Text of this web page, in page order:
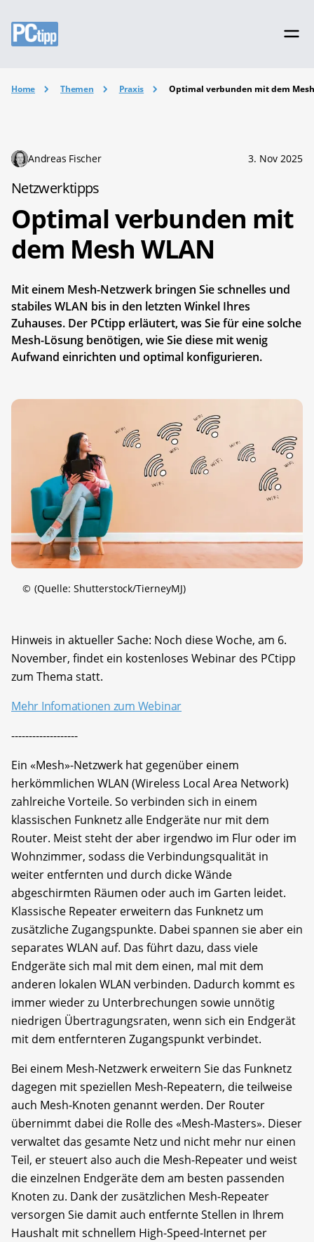
Home Themen Praxis Optimal verbunden mit dem
Andreas Fischer 3. Nov 2025
Netzwerktipps
Optimal verbunden mit
dem Mesh WLAN
Mit einem Mesh-Netzwerk bringen Sie schnelles und
stabiles WLAN bis in den letzten Winkel Ihres
Zuhauses. Der PCtipp erläutert, was Sie für eine solche
Mesh-Lösung benötigen, wie Sie diese mit wenig
Aufwand einrichten und optimal konfigurieren.
© (Quelle: Shutterstock/TierneyMJ)
Hinweis in aktueller Sache: Noch diese Woche, am 6.
November, findet ein kostenloses Webinar des PCtipp
zum Thema statt.
Mehr Infomationen zum Webinar
-------------------
Ein «Mesh»-Netzwerk hat gegenüber einem
herkömmlichen WLAN (Wireless Local Area Network)
zahlreiche Vorteile. So verbinden sich in einem
klassischen Funknetz alle Endgeräte nur mit dem
Router. Meist steht der aber irgendwo im Flur oder im
Wohnzimmer, sodass die Verbindungsqualität in
weiter entfernten und durch dicke Wände
abgeschirmten Räumen oder auch im Garten leidet.
Klassische Repeater erweitern das Funknetz um
zusätzliche Zugangspunkte. Dabei spannen sie aber ein
separates WLAN auf. Das führt dazu, dass viele
Endgeräte sich mal mit dem einen, mal mit dem
anderen lokalen WLAN verbinden. Dadurch kommt es
immer wieder zu Unterbrechungen sowie unnötig
niedrigen Übertragungsraten, wenn sich ein Endgerät
mit dem entfernteren Zugangspunkt verbindet.
Bei einem Mesh-Netzwerk erweitern Sie das Funknetz
dagegen mit speziellen Mesh-Repeatern, die teilweise
auch Mesh-Knoten genannt werden. Der Router
übernimmt dabei die Rolle des «Mesh-Masters». Dieser
verwaltet das gesamte Netz und nicht mehr nur einen
Teil, er steuert also auch die Mesh-Repeater und weist
die einzelnen Endgeräte dem am besten passenden
Knoten zu. Dank der zusätzlichen Mesh-Repeater
versorgen Sie damit auch entfernte Stellen in Ihrem
Haushalt mit schnellem High-Speed-Internet per